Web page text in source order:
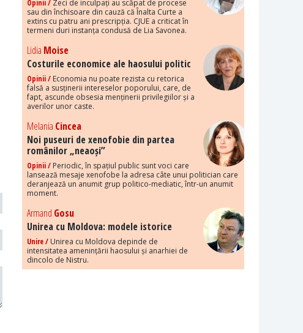
Opinii / Zeci de inculpați au scăpat de procese
sau din închisoare din cauză că Înalta Curte a
extins cu patru ani prescripția. CJUE a criticat în
termeni duri instanța condusă de Lia Savonea.
Lidia Moise
Costurile economice ale haosului politic
Opinii / Economia nu poate rezista cu retorica
falsă a susținerii intereselor poporului, care, de
fapt, ascunde obsesia menținerii privilegiilor și a
averilor unor caste.
Melania Cincea
Noi puseuri de xenofobie din partea
românilor „neaoși”
Opinii / Periodic, în spațiul public sunt voci care
lansează mesaje xenofobe la adresa câte unui politician care
deranjează un anumit grup politico-mediatic, într-un anumit
moment.
Armand Gosu
Unirea cu Moldova: modele istorice
Unire / Unirea cu Moldova depinde de
intensitatea amenințării haosului și anarhiei de
dincolo de Nistru.